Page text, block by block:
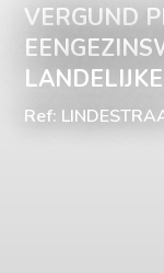
VERGUND
Ref: